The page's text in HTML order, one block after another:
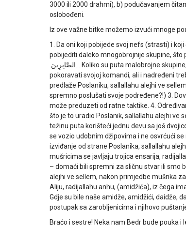
3000 ili 2000 drahmi), b) podučavanjem
oslobođeni.
Iz ove važne bitke možemo izvući mnoge
1. Da oni koji pobijede svoj nefs (strasti) i
pobijediti daleko mnogobrojnije skupine, što
الصَّابِرِينَ … Koliko su puta malobrojne
pokoravati svojoj komandi, ali i nadređeni
predlaže Poslaniku, sallallahu alejhi ve
spremno poslušati svoje podređene?!) 3.
može preduzeti od ratne taktike. 4.
što je to uradio Poslanik, sallallahu alejhi ve
težinu puta korišteći jednu devu sa još
se vozio udobnim džipovima i ne osvrćući
izviđanje od strane Poslanika, sallallahu
mušricima se javljaju trojica ensarija,
– domaći bili spremni za sličnu stvar ili smo
alejhi ve sellem, nakon primjedbe mušrika
Aliju, radijallahu anhu, (amidžića), iz čega
Gdje su bile naše amidže, amidžići, daidže,
postupak sa zarobljenicima i njihovo
Braćo i sestre! Neka nam Bedr bude pouka